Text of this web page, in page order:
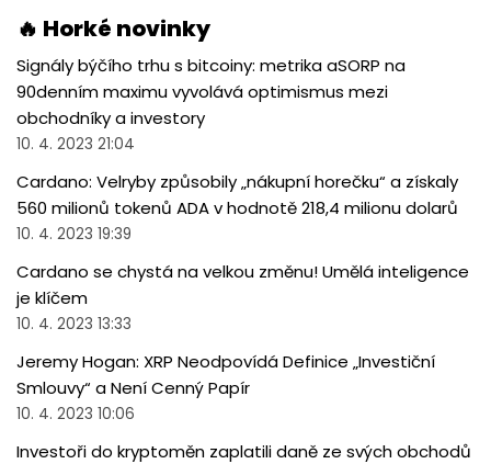
🔥 Horké novinky
Signály býčího trhu s bitcoiny: metrika aSORP na
90denním maximu vyvolává optimismus mezi
obchodníky a investory
10. 4. 2023 21:04
Cardano: Velryby způsobily „nákupní horečku“ a získaly
560 milionů tokenů ADA v hodnotě 218,4 milionu dolarů
10. 4. 2023 19:39
Cardano se chystá na velkou změnu! Umělá inteligence
je klíčem
10. 4. 2023 13:33
Jeremy Hogan: XRP Neodpovídá Definice „Investiční
Smlouvy“ a Není Cenný Papír
10. 4. 2023 10:06
Investoři do kryptoměn zaplatili daně ze svých obchodů